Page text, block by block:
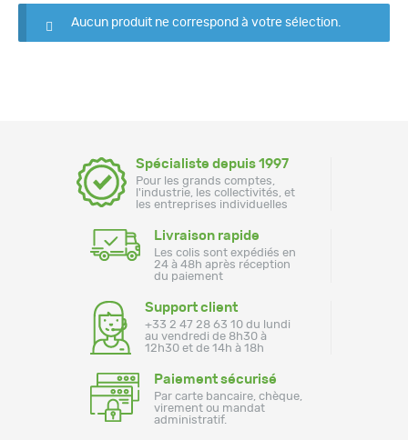
Aucun produit ne correspond à votre sélection.
Spécialiste depuis 1997
Pour les grands comptes,
l'industrie, les collectivités, et
les entreprises individuelles
Livraison rapide
Les colis sont expédiés en
24 à 48h après réception
du paiement
Support client
+33 2 47 28 63 10 du lundi
au vendredi de 8h30 à
12h30 et de 14h à 18h
Paiement sécurisé
Par carte bancaire, chèque,
virement ou mandat
administratif.